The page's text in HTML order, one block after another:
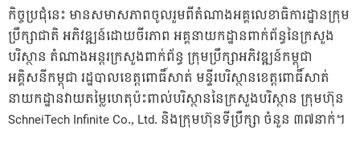
កិច្ចប្រជុំនេះ​ មានសមាសភាពចូលរួមពីតំណាងអគ្គលេខាធិការដ្ឋានក្រុម
ប្រឹក្សាជាតិ អភិវឌ្ឍន៍ដោយចីរភាព អគ្គនាយកដ្ឋានពាក់ព័ន្ធនៃក្រសួង
បរិស្ថាន តំណាងអន្តរក្រសួង​ពាក់ព័ន្ធ​ ក្រុមប្រឹក្សាអភិវឌ្ឍន៍កម្ពុជា
អគ្គិសនីកម្ពុជា រដ្ឋបាលខេត្តពោធិ៍សាត់ មន្ទីរបរិស្ថានខេត្តពោធិ៍សាត់
នាយកដ្ឋានវាយតម្លៃហេតុប៉ះពាល់បរិស្ថាននៃក្រសួងបរិស្ថាន ក្រុមហ៊ុន
SchneiTech Infinite Co., Ltd. និងក្រុមហ៊ុនទីប្រឹក្សា​ ចំនួន​ ៣៧នាក់។